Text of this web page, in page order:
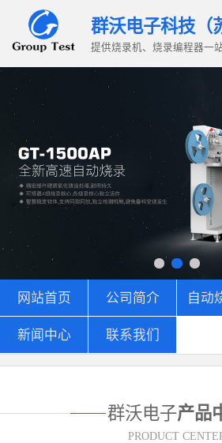
群沃电子科技（
提供烧录机、烧录编程器一
网站首页 公司简介 自动
新闻中心 联系我们
群沃电子产品
PRODUCT